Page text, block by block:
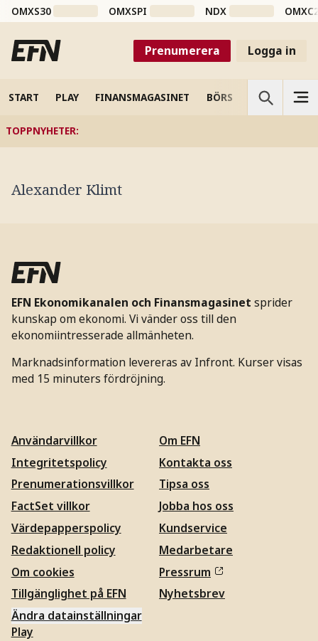
OMXS30 OMXSPI NDX
Prenumerera Logga in
START PLAY FINANSMAGASINET BÖRS VETENSKAP
TOPPNYHETER:
Alexander Klimt
EFN Ekonomikanalen och Finansmagasinet sprider
kunskap om ekonomi. Vi vänder oss till den
ekonomiintresserade allmänheten.
Marknadsinformation levereras av Infront. Kurser visas
med 15 minuters fördröjning.
Användarvillkor
Integritetspolicy
Prenumerationsvillkor
FactSet villkor
Värdepapperspolicy
Redaktionell policy
Om cookies
Tillgänglighet på EFN
Ändra datainställningar
Om EFN
Kontakta oss
Tipsa oss
Jobba hos oss
Kundservice
Medarbetare
Pressrum
Nyhetsbrev
Play